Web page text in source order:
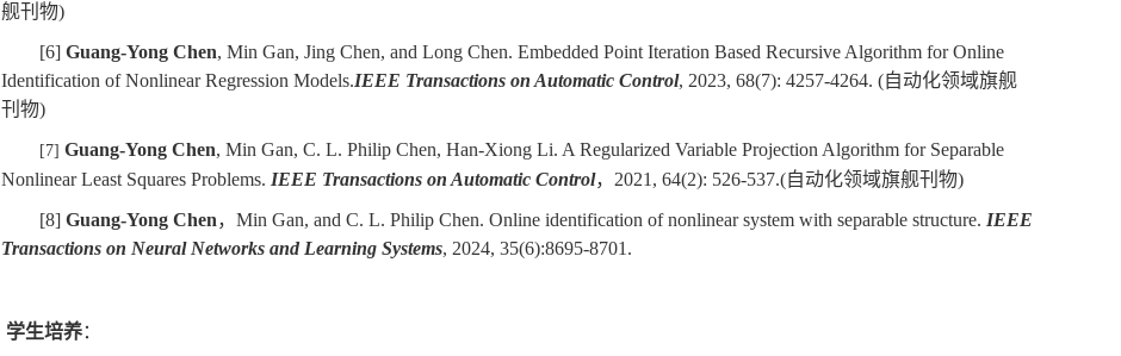
舰刊物)
[6] Guang-Yong Chen, Min Gan, Jing Chen, and Long Chen. Embedded Point Iteration Based Recursive Algorithm for Online
Identification of Nonlinear Regression Models.IEEE Transactions on Automatic Control, 2023, 68(7): 4257-4264. (自动化领域旗舰
刊物)
[7] Guang-Yong Chen, Min Gan, C. L. Philip Chen, Han-Xiong Li. A Regularized Variable Projection Algorithm for Separable
Nonlinear Least Squares Problems. IEEE Transactions on Automatic Control， 2021, 64(2): 526-537.(自动化领域旗舰刊物)
[8] Guang-Yong Chen，Min Gan, and C. L. Philip Chen. Online identification of nonlinear system with separable structure. IEEE
Transactions on Neural Networks and Learning Systems, 2024, 35(6):8695-8701.
学生培养：